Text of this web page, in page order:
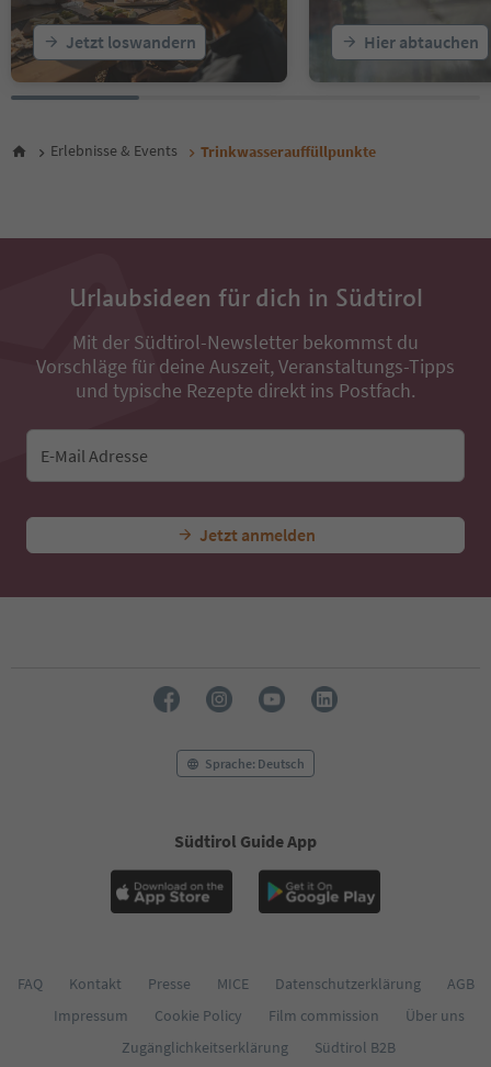
Jetzt loswandern Hier abtauchen
Erlebnisse & Events Trinkwasserauffüllpunkte
Urlaubsideen für dich in Südtirol
Mit der Südtirol-Newsletter bekommst du
Vorschläge für deine Auszeit, Veranstaltungs-Tipps
und typische Rezepte direkt ins Postfach.
E-Mail Adresse
Jetzt anmelden
Sprache: Deutsch
Südtirol Guide App
FAQ Kontakt Presse MICE Datenschutzerklärung
AGB
Impressum
Cookie Policy Film commission
Über uns
Zugänglichkeitserklärung
Südtirol B2B